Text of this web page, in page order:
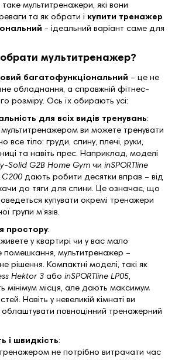
мультитренажери, які вони
та як обрати і купити тренажер
- ідеальний варіант саме для
мультитренажер?
багатофункціональний – це не
обладнання, а справжній фітнес-
розміру. Ось їх обирають усі:
для всіх видів тренувань:
ви можете тренувати
все тіло: груди, спину, плечі, руки,
та навіть прес. Наприклад, моделі
Solid G2B Home Gym чи inSPORTline
C200 дають робити десятки вправ – від
до тяги для спини. Це означає, що
купувати окремі тренажери
групи м’язів.
простору:
у квартирі чи у вас мало
помешкання, мультитренажер –
рішення. Компактні моделі, такі як
Hektor 3 або inSPORTline LP05,
мінімум місця, але дають максимум
Навіть у невеликій кімнаті ви
повноцінний тренажерний
і швидкість:
не потрібно витрачати час